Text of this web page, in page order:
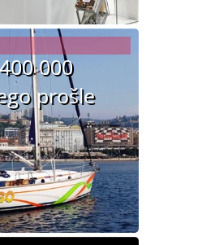
000
prošle